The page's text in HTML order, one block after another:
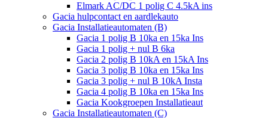
Elmark AC/DC 1 polig C 4.5kA ins
Gacia hulpcontact en aardlekauto
Gacia Installatieautomaten (B)
Gacia 1 polig B 10ka en 15ka Ins
Gacia 1 polig + nul B 6ka
Gacia 2 polig B 10kA en 15kA Ins
Gacia 3 polig B 10ka en 15ka Ins
Gacia 3 polig + nul B 10kA Insta
Gacia 4 polig B 10ka en 15ka Ins
Gacia Kookgroepen Installatieaut
Gacia Installatieautomaten (C)